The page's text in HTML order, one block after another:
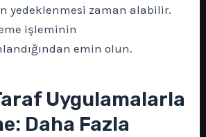
yedeklenmesi zaman alabilir.
işleminin
emin olun.
Uygulamalarla
Daha Fazla